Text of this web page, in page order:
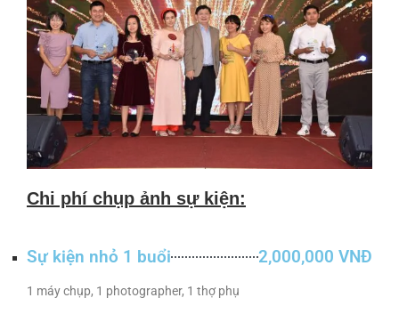
Chi phí chụp ảnh sự kiện:
Sự kiện nhỏ 1 buổi 2,000,000 VNĐ
1 máy chụp, 1 photographer, 1 thợ phụ